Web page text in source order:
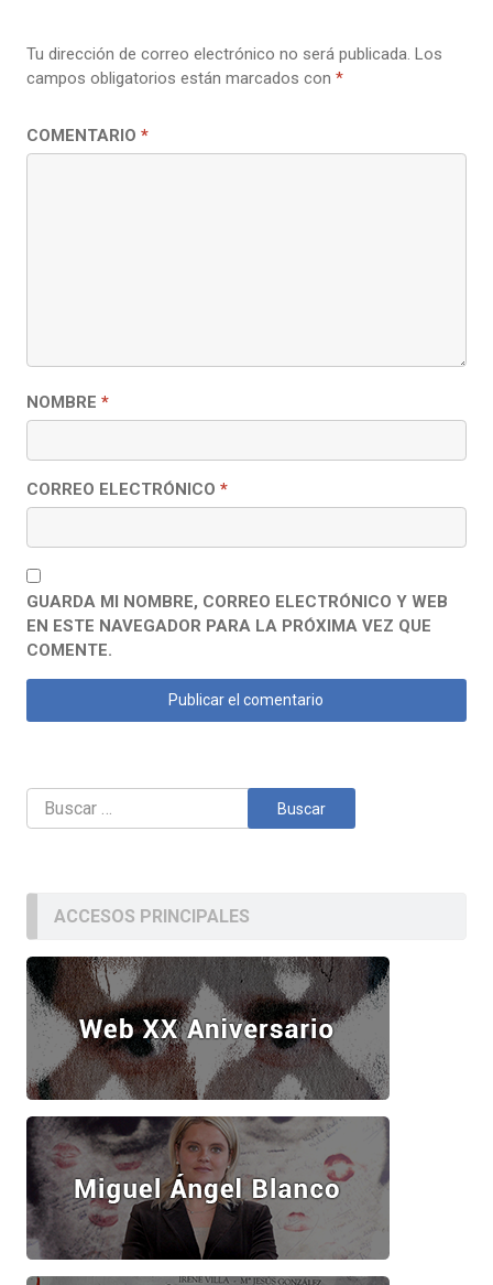
Tu dirección de correo electrónico no será publicada. Los
campos obligatorios están marcados con *
COMENTARIO *
NOMBRE *
CORREO ELECTRÓNICO *
GUARDA MI NOMBRE, CORREO ELECTRÓNICO Y WEB
EN ESTE NAVEGADOR PARA LA PRÓXIMA VEZ QUE
COMENTE.
Buscar:
ACCESOS PRINCIPALES